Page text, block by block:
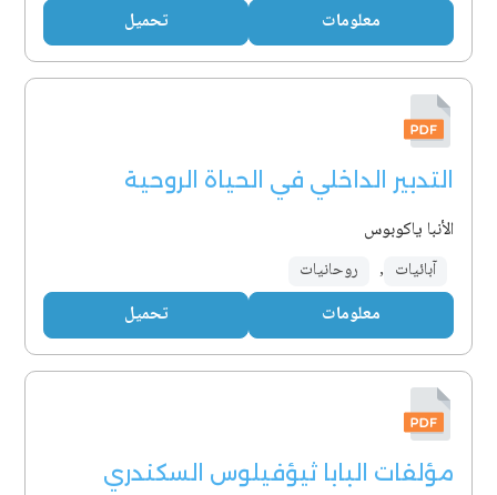
معلومات تحميل
التدبير الداخلي في الحياة الروحية
الأنبا ياكوبوس
آبائيات , روحانيات
معلومات تحميل
مؤلفات البابا ثيؤفيلوس السكندري